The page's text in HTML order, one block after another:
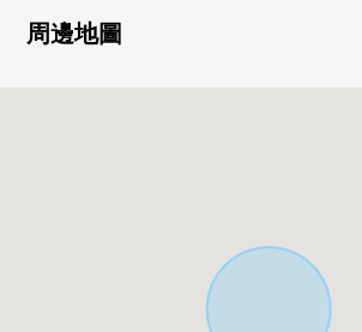
・有再加熱功能的整體衛浴
・也便於雨的日的洗衣的浴室換氣乾燥機的
・在廁所，附帶舒適的溫水衝洗馬桶座
周邊地圖